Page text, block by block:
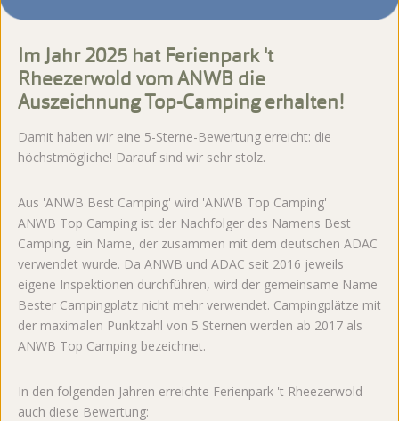
Im Jahr 2025 hat Ferienpark 't
Rheezerwold vom ANWB die
Auszeichnung Top-Camping erhalten!
Damit haben wir eine 5-Sterne-Bewertung erreicht: die
höchstmögliche! Darauf sind wir sehr stolz.
Aus 'ANWB Best Camping' wird 'ANWB Top Camping'
ANWB Top Camping ist der Nachfolger des Namens Best
Camping, ein Name, der zusammen mit dem deutschen ADAC
verwendet wurde. Da ANWB und ADAC seit 2016 jeweils
eigene Inspektionen durchführen, wird der gemeinsame Name
Bester Campingplatz nicht mehr verwendet. Campingplätze mit
der maximalen Punktzahl von 5 Sternen werden ab 2017 als
ANWB Top Camping bezeichnet.
In den folgenden Jahren erreichte Ferienpark 't Rheezerwold
auch diese Bewertung: